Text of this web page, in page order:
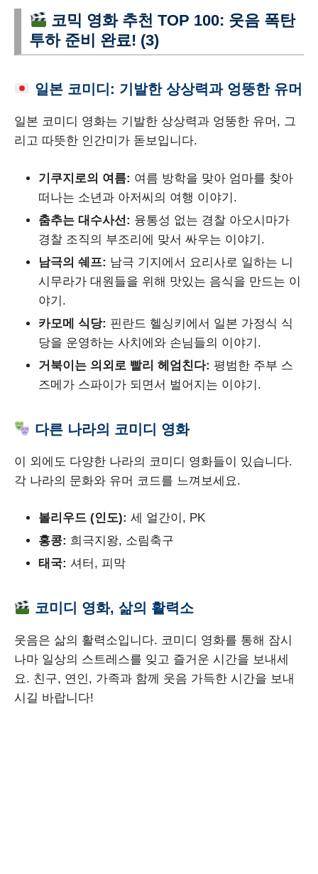
코믹 영화 추천 TOP 100: 웃음 폭탄
투하 준비 완료! (3)
일본 코미디: 기발한 상상력과 엉뚱한 유머
일본 코미디 영화는 기발한 상상력과 엉뚱한 유머, 그
리고 따뜻한 인간미가 돋보입니다.
기쿠지로의 여름: 여름 방학을 맞아 엄마를 찾아
떠나는 소년과 아저씨의 여행 이야기.
춤추는 대수사선: 융통성 없는 경찰 아오시마가
경찰 조직의 부조리에 맞서 싸우는 이야기.
남극의 쉐프: 남극 기지에서 요리사로 일하는 니
시무라가 대원들을 위해 맛있는 음식을 만드는 이
야기.
카모메 식당: 핀란드 헬싱키에서 일본 가정식 식
당을 운영하는 사치에와 손님들의 이야기.
거북이는 의외로 빨리 헤엄친다: 평범한 주부 스
즈메가 스파이가 되면서 벌어지는 이야기.
다른 나라의 코미디 영화
이 외에도 다양한 나라의 코미디 영화들이 있습니다.
각 나라의 문화와 유머 코드를 느껴보세요.
볼리우드 (인도): 세 얼간이, PK
홍콩: 희극지왕, 소림축구
태국: 셔터, 피막
코미디 영화, 삶의 활력소
웃음은 삶의 활력소입니다. 코미디 영화를 통해 잠시
나마 일상의 스트레스를 잊고 즐거운 시간을 보내세
요. 친구, 연인, 가족과 함께 웃음 가득한 시간을 보내
시길 바랍니다!